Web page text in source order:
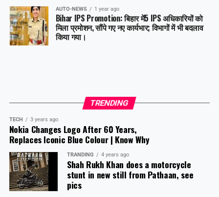
बॉक्स ऑफिस सक्सेस के रूप में उभर रही है और इसे भारतीय सिनेमा के
इतिहास में एक मील का पत्थर माना जा रहा है।
Like this:
AUTO-NEWS 1 year ago
Bihar IPS Promotion: बिहार में5 IPS अधिकारियों को
मिला प्रमोशन, सौंपे गए नए कार्यभार; विभागों में भी बदलाव
किया गया।
TRENDING
TECH 3 years ago
Nokia Changes Logo After 60 Years,
Replaces Iconic Blue Colour | Know Why
TRANDING 4 years ago
Shah Rukh Khan does a motorcycle
stunt in new still from Pathaan, see
pics